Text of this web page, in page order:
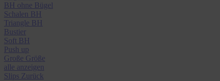
BH ohne Bügel
Schalen BH
Triangle BH
Bustier
Soft BH
Push up
Große Größe
alle anzeigen
Slips Zurück